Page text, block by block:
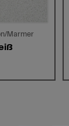
Marmer